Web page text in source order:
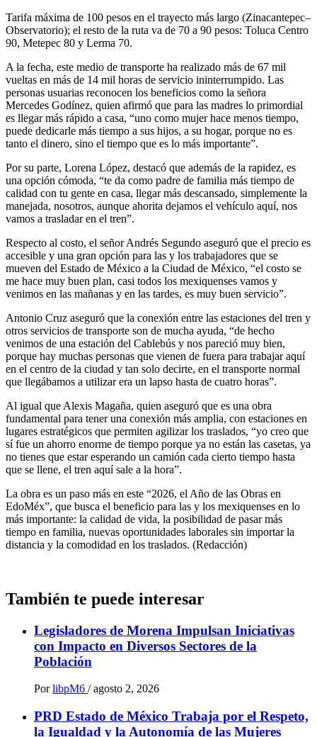
Tarifa máxima de 100 pesos en el trayecto más largo (Zinacantepec–
Observatorio); el resto de la ruta va de 70 a 90 pesos: Toluca Centro
90, Metepec 80 y Lerma 70.
A la fecha, este medio de transporte ha realizado más de 67 mil
vueltas en más de 14 mil horas de servicio ininterrumpido. Las
personas usuarias reconocen los beneficios como la señora
Mercedes Godínez, quien afirmó que para las madres lo primordial
es llegar más rápido a casa, “uno como mujer hace menos tiempo,
puede dedicarle más tiempo a sus hijos, a su hogar, porque no es
tanto el dinero, sino el tiempo que es lo más importante”.
Por su parte, Lorena López, destacó que además de la rapidez, es
una opción cómoda, “te da como padre de familia más tiempo de
calidad con tu gente en casa, llegar más descansado, simplemente la
manejada, nosotros, aunque ahorita dejamos el vehículo aquí, nos
vamos a trasladar en el tren”.
Respecto al costo, el señor Andrés Segundo aseguró que el precio es
accesible y una gran opción para las y los trabajadores que se
mueven del Estado de México a la Ciudad de México, “el costo se
me hace muy buen plan, casi todos los mexiquenses vamos y
venimos en las mañanas y en las tardes, es muy buen servicio”.
Antonio Cruz aseguró que la conexión entre las estaciones del tren y
otros servicios de transporte son de mucha ayuda, “de hecho
venimos de una estación del Cablebús y nos pareció muy bien,
porque hay muchas personas que vienen de fuera para trabajar aquí
en el centro de la ciudad y tan solo decirte, en el transporte normal
que llegábamos a utilizar era un lapso hasta de cuatro horas”.
Al igual que Alexis Magaña, quien aseguró que es una obra
fundamental para tener una conexión más amplia, con estaciones en
lugares estratégicos que permiten agilizar los traslados, “yo creo que
sí fue un ahorro enorme de tiempo porque ya no están las casetas, ya
no tienes que estar esperando un camión cada cierto tiempo hasta
que se llene, el tren aquí sale a la hora”.
La obra es un paso más en este “2026, el Año de las Obras en
EdoMéx”, que busca el beneficio para las y los mexiquenses en lo
más importante: la calidad de vida, la posibilidad de pasar más
tiempo en familia, nuevas oportunidades laborales sin importar la
distancia y la comodidad en los traslados. (Redacción)
También te puede interesar
Legisladores de Morena Impulsan Iniciativas
con Impacto en Diversos Sectores de la
Población
Por libpM6 / agosto 2, 2026
PRD Estado de México Trabaja por el Respeto,
la Igualdad y la Autonomía de las Mujeres